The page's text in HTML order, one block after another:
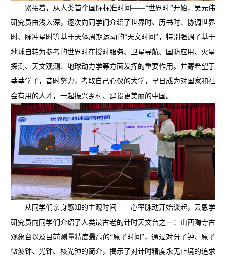
紧接着，从人类首个国际标准时间——“世界时”开始，吴元伟
研究员由浅入深，逐次向同学们介绍了世界时、历书时、协调世界
时、脉冲星时等基于天体周期运动的“天文时间”，特别强调了基于
地球自转为参考的世界时在授时服务、卫星导航、国防应用、火星
探测、天文观测、地球动力学等方面发挥的重要作用。并寄希望于
莘莘学子，昔时努力，考取自己心仪的大学，早日成为对国家和社
会有用的人才，一起振兴乡村、建设更美丽的中国。
从同学们亲身感知的主观时间——心率脉动开始谈起，云恩学
研究员向同学们介绍了人类最古老的计时天文台之一：山西陶寺古
观象台以及目前测量精度最高的“原子时间”，通过对分子钟、原子
微波钟、光钟、核光钟的简介，揭示了对计时精度永无止境的追求